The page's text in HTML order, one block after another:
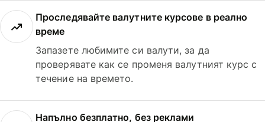
Проследявайте валутните курсове в реално
време
Запазете любимите си валути, за да
проверявате как се променя валутният курс с
течение на времето.
Напълно безплатно, без реклами